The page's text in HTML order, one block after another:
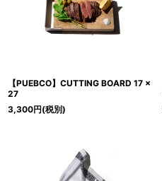
【PUEBCO】CUTTING BOARD 17 x
27
3,300円(税別)